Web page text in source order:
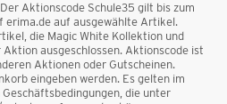
Aktionscode Schule35 gilt bis zum
erima.de auf ausgewählte Artikel.
die Magic White Kollektion und
ausgeschlossen. Aktionscode ist
Aktionen oder Gutscheinen.
eingeben werden. Es gelten im
die unter